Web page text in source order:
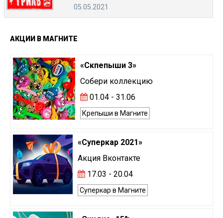
05.05.2021
АКЦИИ В МАГНИТЕ
«Скпепыши 3»
Собери коллекцию
01.04 - 31.06
Крепыши в Магните
«Суперкар 2021»
Акция Вконтакте
17.03 - 20.04
Суперкар в Магните